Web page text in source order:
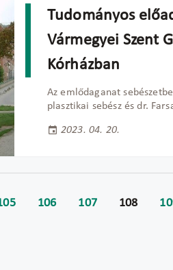
Tudományos
Vármegyei Szent
Kórházban
Az emlődaganat
plasztikai sebész és dr.
2023. 04. 20.
106 107 108